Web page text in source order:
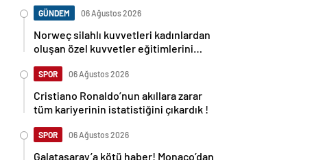
GÜNDEM 06 Ağustos 2026
Norweç silahlı kuvvetleri kadınlardan
oluşan özel kuvvetler eğitimlerini
SPOR 06 Ağustos 2026
Cristiano Ronaldo’nun akıllara zarar
tüm kariyerinin istatistiğini çıkardık !
SPOR 06 Ağustos 2026
Galatasaray’a kötü haber! Monaco’dan